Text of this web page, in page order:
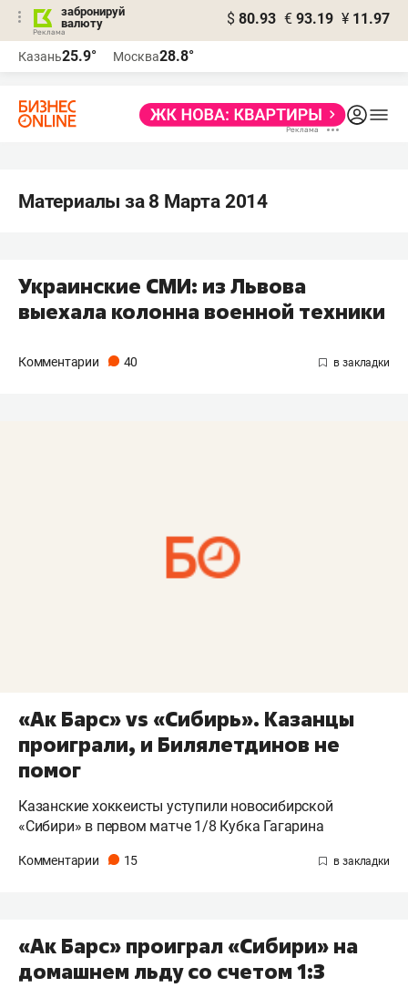
забронируй
валюту
$ 80.93 € 93.19 ¥ 11.97
Казань25.9° Москва28.8°
Материалы за 8 Марта 2014
Украинские СМИ: из Львова
выехала колонна военной техники
Комментарии 40
«Ак Барс» vs «Сибирь». Казанцы
проиграли, и Билялетдинов не
помог
Казанские хоккеисты уступили новосибирской
«Сибири» в первом матче 1/8 Кубка Гагарина
Комментарии 15
«Ак Барс» проиграл «Сибири» на
домашнем льду со счетом 1:3